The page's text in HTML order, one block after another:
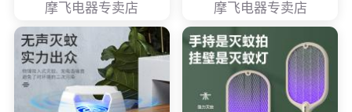
摩飞电器专卖店 摩飞电器专卖店